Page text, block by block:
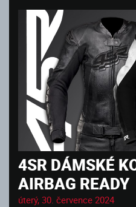
4SR DÁMSKÉ
AIRBAG READY
úterý, 30. července 2024